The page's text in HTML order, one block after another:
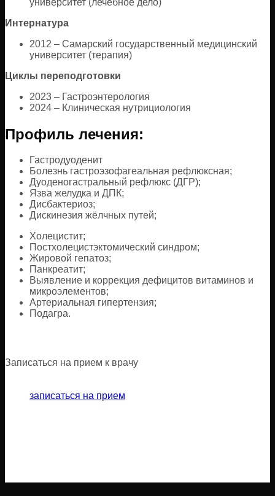
Интернатура
2012 – Самарский государственный медицинский
университет (терапия)
Циклы переподготовки
2023 – Гастроэнтерология
2024 – Клиническая нутрициология
Профиль лечения:
Гастродуоденит
Болезнь гастроэзофагеальная рефлюксная;
Дуоденогастральный рефлюкс (ДГР);
Язва желудка и ДПК;
Дисбактериоз;
Дискинезия жёлчных путей;
Холецистит;
Постхолецистэктомический синдром;
Жировой гепатоз;
Панкреатит;
Выявление и коррекция дефицитов витаминов и
микроэлементов;
Артериальная гипертензия;
Подагра.
Записаться на прием к врачу
записаться на прием